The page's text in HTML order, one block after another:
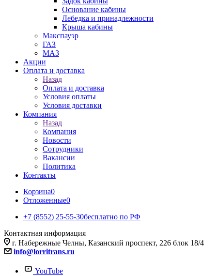
Основание кабины
Лебедка и принадлежности
Крыша кабины
Макспауэр
ГАЗ
МАЗ
Акции
Оплата и доставка
Назад
Оплата и доставка
Условия оплаты
Условия доставки
Компания
Назад
Компания
Новости
Сотрудники
Вакансии
Политика
Контакты
Корзина0
Отложенные0
+7 (8552) 25-55-30бесплатно по РФ
Контактная информация
г. Набережные Челны, Казанский проспект, 226 блок 18/4
info@lorritrans.ru
YouTube